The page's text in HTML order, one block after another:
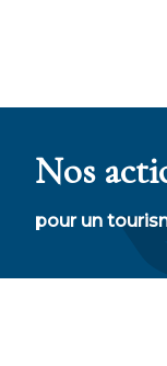
Nos
pour un
leader du